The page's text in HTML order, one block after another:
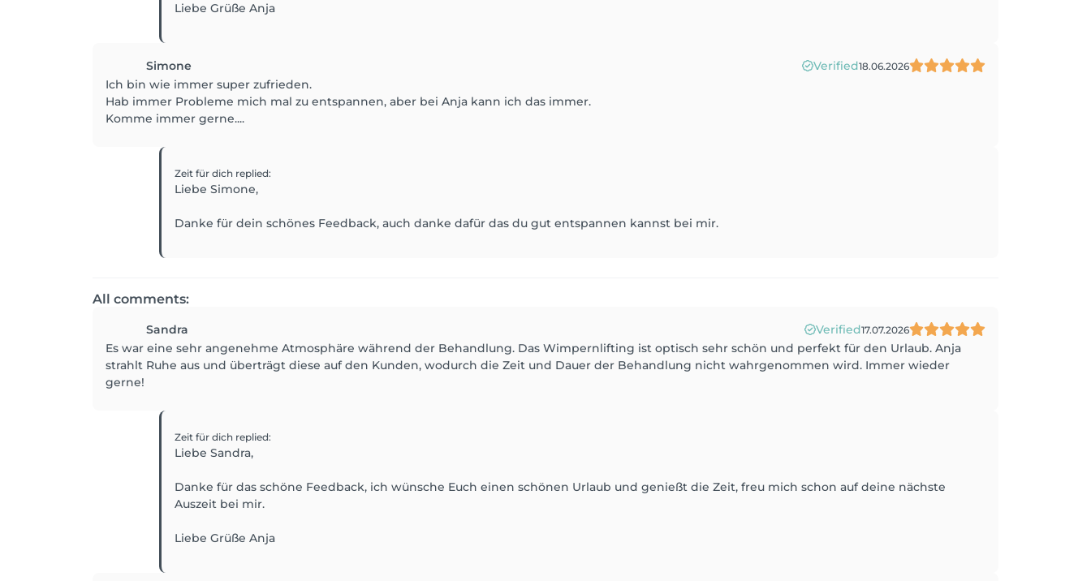
Liebe Grüße Anja
Simone Verified18.06.2026
Ich bin wie immer super zufrieden.
Hab immer Probleme mich mal zu entspannen, aber bei Anja kann ich das immer.
Komme immer gerne....
Zeit für dich replied:
Liebe Simone,
Danke für dein schönes Feedback, auch danke dafür das du gut entspannen kannst bei mir.
All comments:
Sandra Verified17.07.2026
Es war eine sehr angenehme Atmosphäre während der Behandlung. Das Wimpernlifting ist optisch sehr schön und perfekt für den Urlaub. Anja
strahlt Ruhe aus und überträgt diese auf den Kunden, wodurch die Zeit und Dauer der Behandlung nicht wahrgenommen wird. Immer wieder
gerne!
Zeit für dich replied:
Liebe Sandra,
Danke für das schöne Feedback, ich wünsche Euch einen schönen Urlaub und genießt die Zeit, freu mich schon auf deine nächste
Auszeit bei mir.
Liebe Grüße Anja